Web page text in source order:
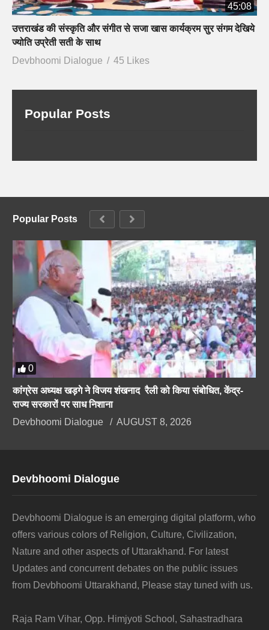
45:08
उत्तराखंड की संस्कृति और संगीत से सजा खास कार्यक्रम सुर संगम देखिये
ज्योति उप्रेती सती के साथ
Devbhoomi Dialogue
45 Likes
Popular Posts
Popular Posts
0
कांग्रेस अध्यक्ष खड़गे ने विजय शंखनाद रैली को किया संबोधित, केंद्र-
राज्य सरकारों पर साध निशाना
Devbhoomi Dialogue
AUGUST 8, 2026
Devbhoomi Dialogue
Devbhoomi Dialogue is an emerging digital platform, who
offers various colors of Religion, Culture, Civilization,
Nature and other aspects of Uttarakhand. For latest
Updates and concurrent debates on the public issues
from Devbhoomi Uttarakhand, Please stay tuned with us.
Raja Ram Vihar, Opp. Himjyoti School, Sahastradhara